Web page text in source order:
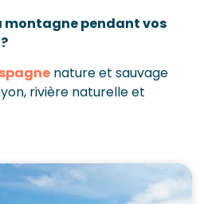
montagne pendant vos
nature et sauvage
rivière naturelle et